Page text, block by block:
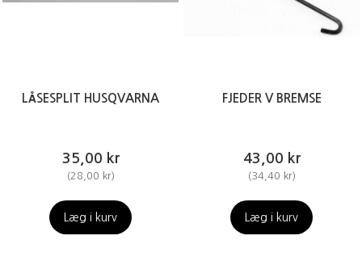
LÅSESPLIT HUSQVARNA
35,00 kr
(28,00 kr)
Læg i kurv
FJEDER V BREMSE
43,00 kr
(34,40 kr)
Læg i kurv